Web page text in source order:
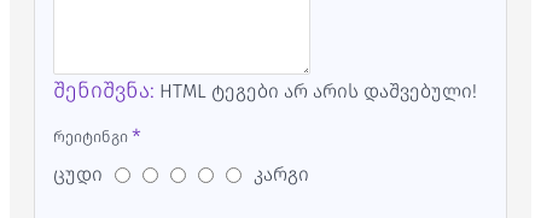
შენიშვნა: HTML ტეგები არ არის დაშვებული!
რეიტინგი
ცუდი კარგი